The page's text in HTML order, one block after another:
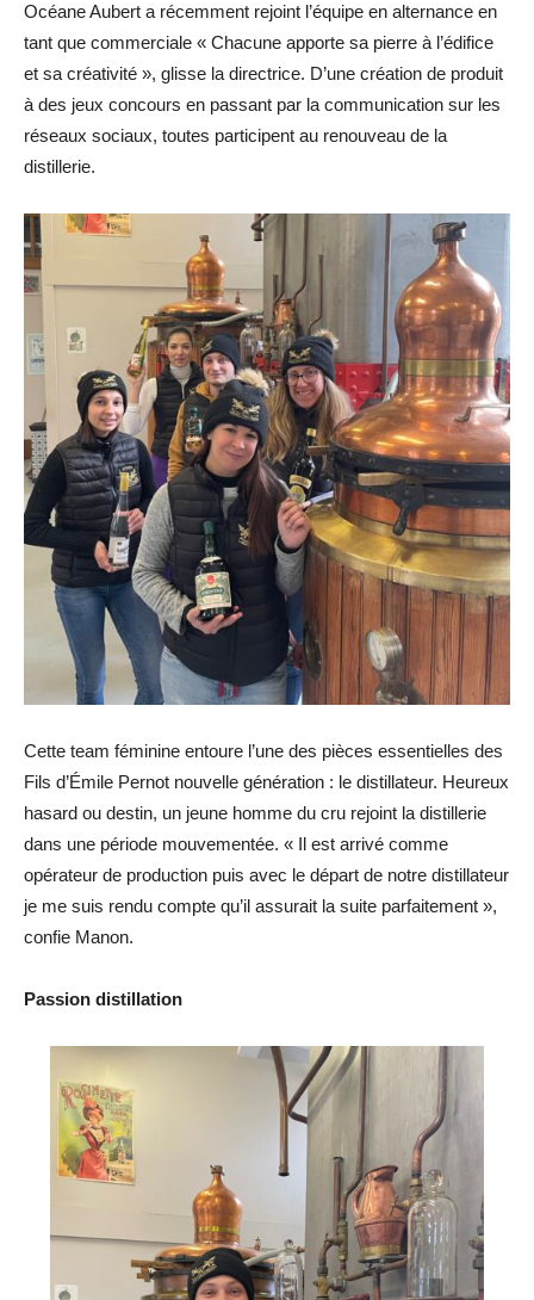
Océane Aubert a récemment rejoint l’équipe en alternance en
tant que commerciale « Chacune apporte sa pierre à l’édifice
et sa créativité », glisse la directrice. D’une création de produit
à des jeux concours en passant par la communication sur les
réseaux sociaux, toutes participent au renouveau de la
distillerie.
Cette team féminine entoure l’une des pièces essentielles des
Fils d’Émile Pernot nouvelle génération : le distillateur. Heureux
hasard ou destin, un jeune homme du cru rejoint la distillerie
dans une période mouvementée. « Il est arrivé comme
opérateur de production puis avec le départ de notre distillateur
je me suis rendu compte qu’il assurait la suite parfaitement »,
confie Manon.
Passion distillation